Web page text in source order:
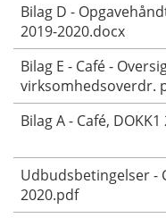
Bilag D -
2019-2020.docx
Bilag E - Café -
virksomhedsoverdr.
Bilag A - Café,
Udbudsbetingelser -
2020.pdf